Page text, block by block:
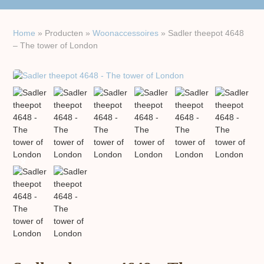
Home » Producten »Woon​accessoires » Sadler theepot 4648
– The tower of London
previous
next